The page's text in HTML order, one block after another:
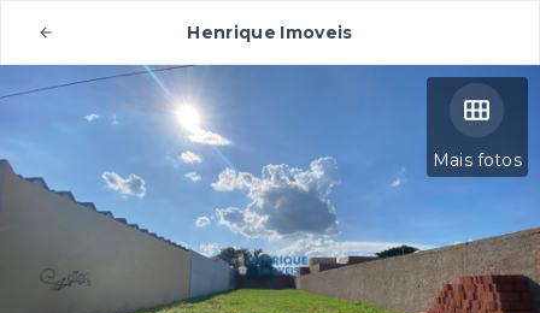
Henrique Imoveis
Mais fotos